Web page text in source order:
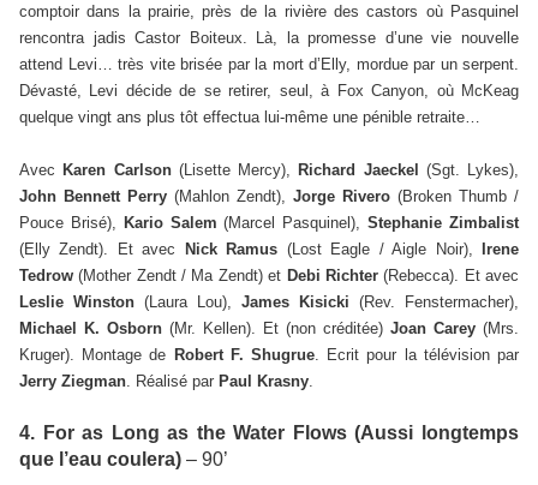
comptoir dans la prairie, près de la rivière des castors où Pasquinel
rencontra jadis Castor Boiteux. Là, la promesse d’une vie nouvelle
attend Levi… très vite brisée par la mort d’Elly, mordue par un serpent.
Dévasté, Levi décide de se retirer, seul, à Fox Canyon, où McKeag
quelque vingt ans plus tôt effectua lui-même une pénible retraite…
AvecKaren Carlson (Lisette Mercy),Richard Jaeckel (Sgt. Lykes),
John Bennett Perry (Mahlon Zendt), Jorge Rivero (Broken Thumb /
Pouce Brisé), Kario Salem(Marcel Pasquinel),Stephanie Zimbalist
(Elly Zendt). Et avec Nick Ramus (Lost Eagle / Aigle Noir),Irene
Tedrow(Mother Zendt / Ma Zendt) et Debi Richter(Rebecca). Et avec
Leslie Winston (Laura Lou), James Kisicki (Rev. Fenstermacher),
Michael K. Osborn (Mr. Kellen). Et (non créditée) Joan Carey (Mrs.
Kruger). Montage de Robert F. Shugrue . Ecrit pour la télévision par
Jerry Ziegman . Réalisé par Paul Krasny
4. For as Long as the Water Flows (Aussi longtemps
que l’eau coulera) – 90’